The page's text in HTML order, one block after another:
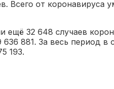
Всего от коронавируса
ещё 32 648 случаев
881. За весь период в
193.